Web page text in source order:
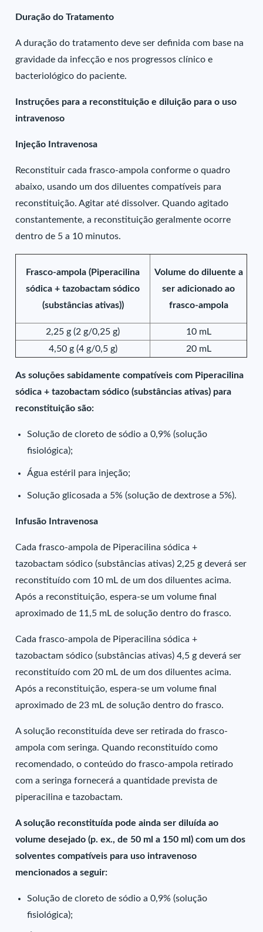
Duração do Tratamento
A duração do tratamento deve ser definida com base na
gravidade da infecção e nos progressos clínico e
bacteriológico do paciente.
Instruções para a reconstituição e diluição para o uso
intravenoso
Injeção Intravenosa
Reconstituir cada frasco-ampola conforme o quadro
abaixo, usando um dos diluentes compatíveis para
reconstituição. Agitar até dissolver. Quando agitado
constantemente, a reconstituição geralmente ocorre
dentro de 5 a 10 minutos.
Frasco-ampola (Piperacilina
sódica + tazobactam sódico
(substâncias ativas))
Volume do diluente a
ser adicionado ao
frasco-ampola
2,25 g (2 g/0,25 g)
10 mL
4,50 g (4 g/0,5 g)
20 mL
As soluções sabidamente compatíveis com Piperacilina
sódica + tazobactam sódico (substâncias ativas) para
reconstituição são:
Solução de cloreto de sódio a 0,9% (solução
fisiológica);
Água estéril para injeção;
Solução glicosada a 5% (solução de dextrose a 5%).
Infusão Intravenosa
Cada frasco-ampola de Piperacilina sódica +
tazobactam sódico (substâncias ativas) 2,25 g deverá ser
reconstituído com 10 mL de um dos diluentes acima.
Após a reconstituição, espera-se um volume final
aproximado de 11,5 mL de solução dentro do frasco.
Cada frasco-ampola de Piperacilina sódica +
tazobactam sódico (substâncias ativas) 4,5 g deverá ser
reconstituído com 20 mL de um dos diluentes acima.
Após a reconstituição, espera-se um volume final
aproximado de 23 mL de solução dentro do frasco.
A solução reconstituída deve ser retirada do frasco-
ampola com seringa. Quando reconstituído como
recomendado, o conteúdo do frasco-ampola retirado
com a seringa fornecerá a quantidade prevista de
piperacilina e tazobactam.
A solução reconstituída pode ainda ser diluída ao
volume desejado (p. ex., de 50 ml a 150 ml) com um dos
solventes compatíveis para uso intravenoso
mencionados a seguir:
Solução de cloreto de sódio a 0,9% (solução
fisiológica);